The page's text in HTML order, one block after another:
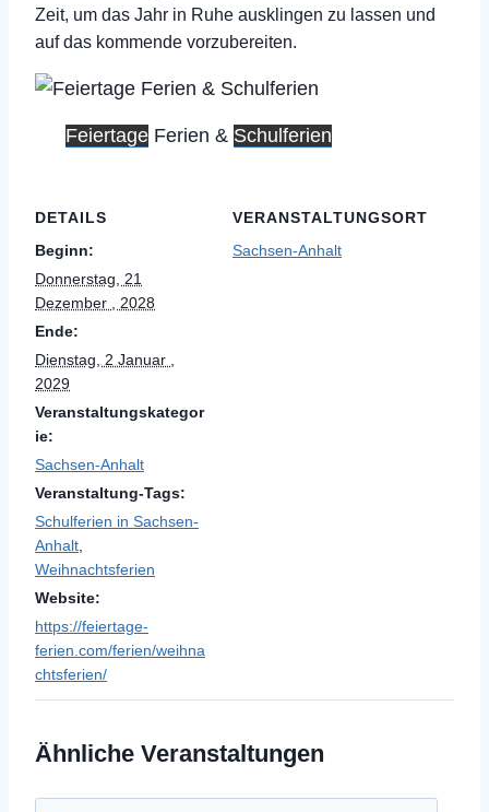
Zeit, um das Jahr in Ruhe ausklingen zu lassen und
auf das kommende vorzubereiten.
Feiertage Ferien & Schulferien
DETAILS
Beginn:
Donnerstag, 21
Dezember , 2028
Ende:
Dienstag, 2 Januar ,
2029
Veranstaltungskategor
ie:
Sachsen-Anhalt
Veranstaltung-Tags:
Schulferien in Sachsen-
Anhalt
Weihnachtsferien
Website:
https://feiertage-
ferien.com/ferien/weihna
chtsferien/
VERANSTALTUNGSORT
Sachsen-Anhalt
Ähnliche Veranstaltungen